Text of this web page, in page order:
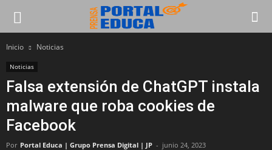
Inicio Noticias
Noticias
Falsa extensión de ChatGPT instala
malware que roba cookies de
Facebook
Por Portal Educa | Grupo Prensa Digital | JP - junio 24, 2023